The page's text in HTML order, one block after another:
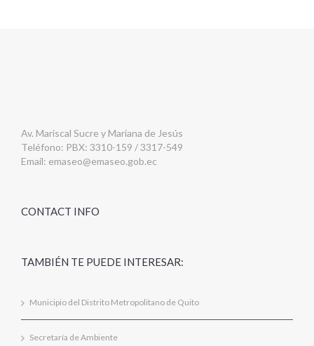
Av. Mariscal Sucre y Mariana de Jesús
Teléfono: PBX: 3310-159 / 3317-549
Email: emaseo@emaseo.gob.ec
CONTACT INFO
TAMBIÉN TE PUEDE INTERESAR:
Municipio del Distrito Metropolitano de Quito
Secretaría de Ambiente